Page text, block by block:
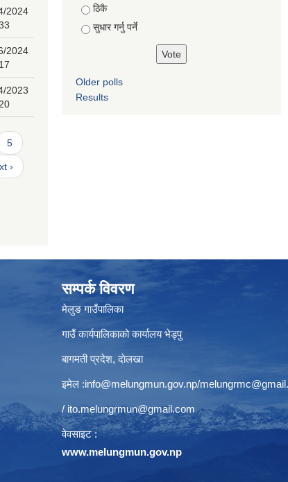
2024
2024
2023
5
›
ठिकै
सुधार गर्नु पर्ने
Older polls
Results
सम्पर्क विवरण
मेलुङ गाउँपालिका
गाउँ कार्यपालिकाको कार्यालय भेड्पु
बागमती प्रदेश, दाेलखा
इमेल :info@melungmun.gov.np/
/ ito.melungrmun@gmail.com
वेवसाइट :
www.melungmun.gov.np